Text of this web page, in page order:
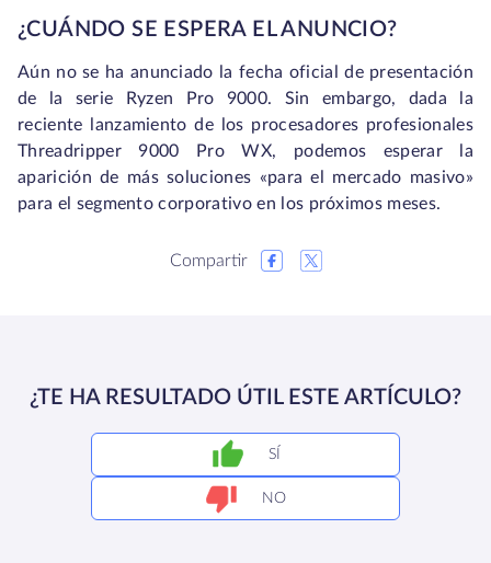
¿CUÁNDO SE ESPERA EL ANUNCIO?
Aún no se ha anunciado la fecha oficial de presentación
de la serie Ryzen Pro 9000. Sin embargo, dada la
reciente lanzamiento de los procesadores profesionales
Threadripper 9000 Pro WX, podemos esperar la
aparición de más soluciones «para el mercado masivo»
para el segmento corporativo en los próximos meses.
Compartir
¿TE HA RESULTADO ÚTIL ESTE ARTÍCULO?
SÍ
NO